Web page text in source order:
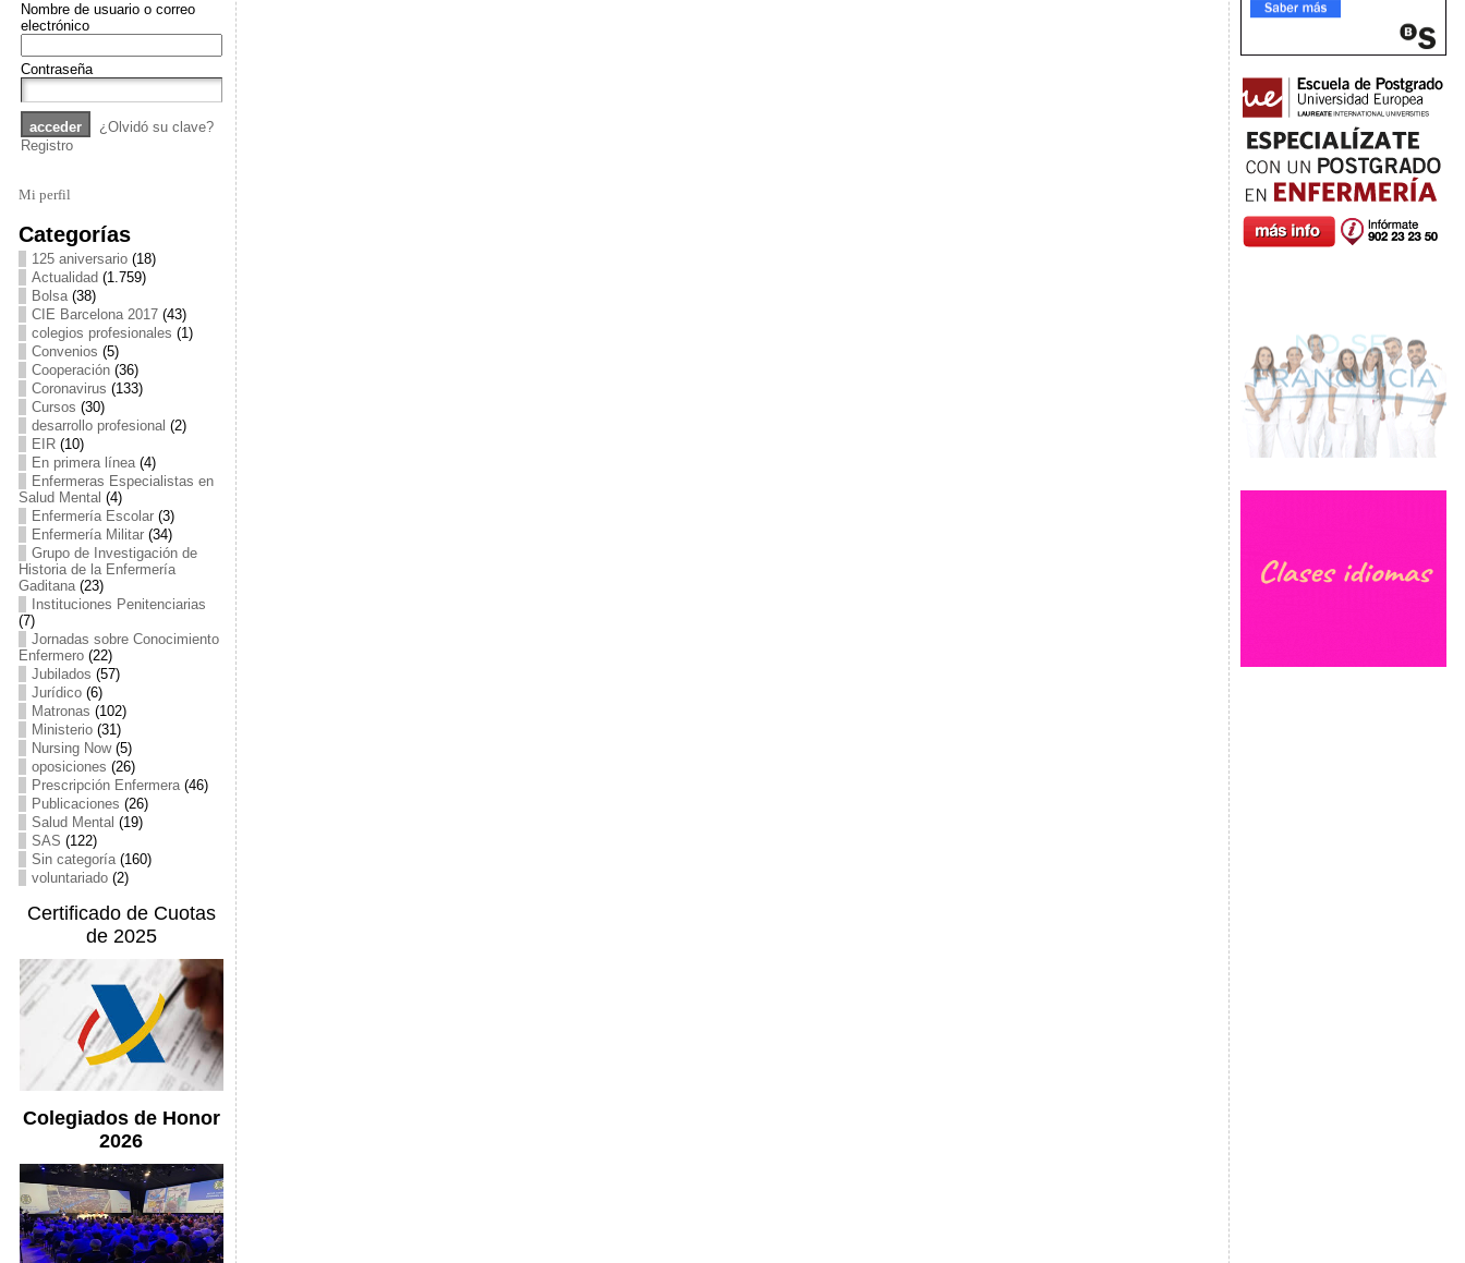
Nombre de usuario o correo
electrónico
Contraseña
¿Olvidó su clave?
Registro
Mi perfil
Categorías
125 aniversario(18)
Actualidad (1.759)
Bolsa(38)
CIE Barcelona 2017(43)
colegios profesionales (1)
Convenios (5)
Cooperación(36)
Coronavirus (133)
Cursos (30)
desarrollo profesional (2)
EIR(10)
En primera línea(4)
Enfermeras Especialistas en
Salud Mental (4)
Enfermería Escolar(3)
Enfermería Militar(34)
Grupo de Investigación de
Historia de la Enfermería
Gaditana(23)
Instituciones Penitenciarias
(7)
Jornadas sobre Conocimiento
Enfermero(22)
Jubilados (57)
Jurídico(6)
Matronas (102)
Ministerio(31)
Nursing Now(5)
oposiciones (26)
Prescripción Enfermera(46)
Publicaciones (26)
Salud Mental (19)
SAS (122)
Sin categoría(160)
voluntariado(2)
Certificado de Cuotas
de 2025
Colegiados de Honor
2026